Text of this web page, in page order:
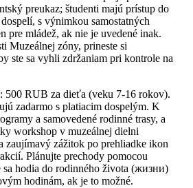
preukaz; študenti majú prístup do
s výnimkou samostatných
pre mládež, ak nie je uvedené inak.
Muzeálnej zóny, prineste si
ste sa vyhli zdržaniam pri kontrole na
500 RUB za dieťa (veku 7-16 rokov).
zadarmo s platiacim dospelým. K
a samovedené rodinné trasy, a
workshop v muzeálnej dielni
zaujímavý zážitok po prehliadke ikon
Plánujte prechody pomocou
sa hodia do rodinného života (жизни)
hodinám, ak je to možné.